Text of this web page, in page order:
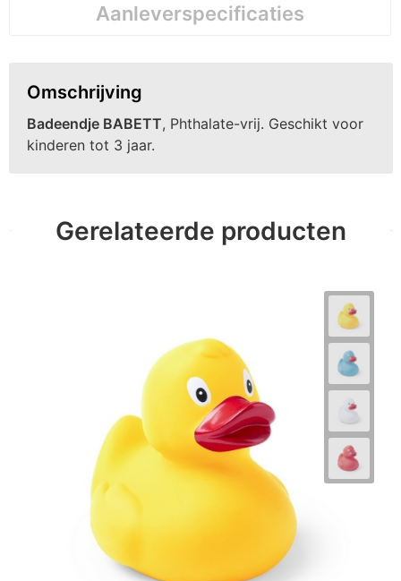
Aanleverspecificaties
Omschrijving
Badeendje BABETT, Phthalate-vrij. Geschikt voor
kinderen tot 3 jaar.
Gerelateerde producten